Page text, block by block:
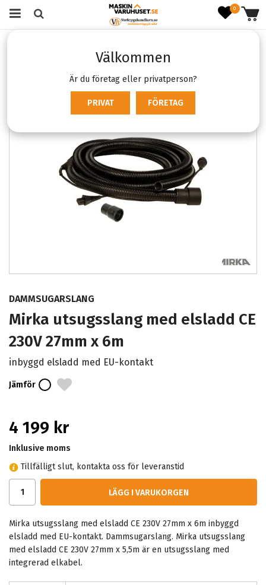
0
Välkommen
Är du företag eller privatperson?
PRIVAT FÖRETAG
DAMMSUGARSLANG
Mirka utsugsslang med elsladd CE
230V 27mm x 6m
inbyggd elsladd med EU-kontakt
Jämför
4 199 kr
Inklusive moms
Tillfälligt slut, kontakta oss för leveranstid
LÄGG I VARUKORGEN
Mirka utsugsslang med elsladd CE 230V 27mm x 6m inbyggd
elsladd med EU-kontakt. Dammsugarslang. Mirka utsugsslang
med elsladd CE 230V 27mm x 5,5m är en utsugsslang med
integrerad elkabel.